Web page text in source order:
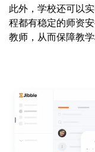
此外，学校还可以
程都有稳定的师资
教师，从而保障教